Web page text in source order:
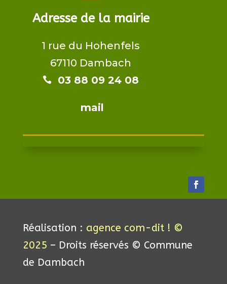
Adresse de la mairie
1 rue du Hohenfels
67110 Dambach
 03 88 09 24 08​​
mail
Réalisation : agence com-dit ! ©
2025 – Droits réservés © Commune
de Dambach